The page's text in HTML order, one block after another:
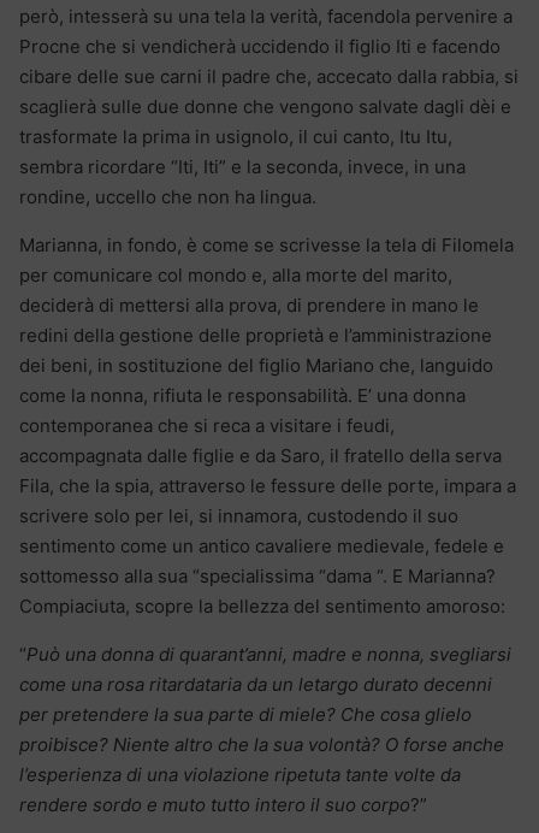
però, intesserà su una tela la verità, facendola pervenire a
Procne che si vendicherà uccidendo il figlio Iti e facendo
cibare delle sue carni il padre che, accecato dalla rabbia, si
scaglierà sulle due donne che vengono salvate dagli dèi e
trasformate la prima in usignolo, il cui canto, Itu Itu,
sembra ricordare “Iti, Iti” e la seconda, invece, in una
rondine, uccello che non ha lingua.
Marianna, in fondo, è come se scrivesse la tela di Filomela
per comunicare col mondo e, alla morte del marito,
deciderà di mettersi alla prova, di prendere in mano le
redini della gestione delle proprietà e l’amministrazione
dei beni, in sostituzione del figlio Mariano che, languido
come la nonna, rifiuta le responsabilità. E’ una donna
contemporanea che si reca a visitare i feudi,
accompagnata dalle figlie e da Saro, il fratello della serva
Fila, che la spia, attraverso le fessure delle porte, impara a
scrivere solo per lei, si innamora, custodendo il suo
sentimento come un antico cavaliere medievale, fedele e
sottomesso alla sua “specialissima “dama “. E Marianna?
Compiaciuta, scopre la bellezza del sentimento amoroso:
“Può una donna di quarant’anni, madre e nonna, svegliarsi
come una rosa ritardataria da un letargo durato decenni
per pretendere la sua parte di miele? Che cosa glielo
proibisce? Niente altro che la sua volontà? O forse anche
l’esperienza di una violazione ripetuta tante volte da
rendere sordo e muto tutto intero il suo corpo?”